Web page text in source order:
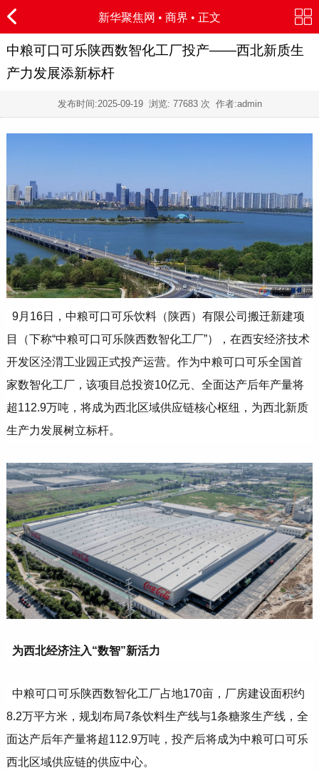
新华聚焦网 • 商界 • 正文
中粮可口可乐陕西数智化工厂投产——西北新质生
产力发展添新标杆
发布时间:2025-09-19浏览: 77683 次 作者:admin
9月16日，中粮可口可乐饮料（陕西）有限公司搬迁新建项
目（下称“中粮可口可乐陕西数智化工厂”），在西安经济技术
开发区泾渭工业园正式投产运营。作为中粮可口可乐全国首
家数智化工厂，该项目总投资10亿元、全面达产后年产量将
超112.9万吨，将成为西北区域供应链核心枢纽，为西北新质
生产力发展树立标杆。
为西北经济注入“数智”新活力
中粮可口可乐陕西数智化工厂占地170亩，厂房建设面积约
8.2万平方米，规划布局7条饮料生产线与1条糖浆生产线，全
面达产后年产量将超112.9万吨，投产后将成为中粮可口可乐
西北区域供应链的供应中心。